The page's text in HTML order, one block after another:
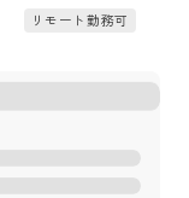
ア ※オープンポジ
リモート勤務可